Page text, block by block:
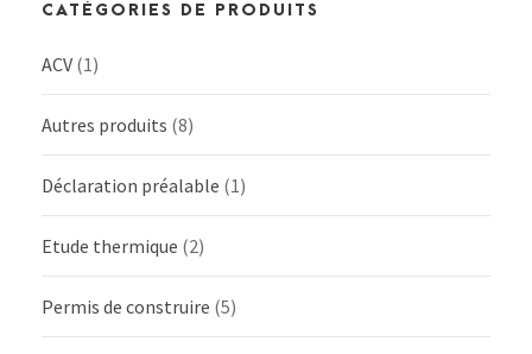
CATÉGORIES DE PRODUITS
ACV (1)
Autres produits (8)
Déclaration préalable (1)
Etude thermique (2)
Permis de construire (5)